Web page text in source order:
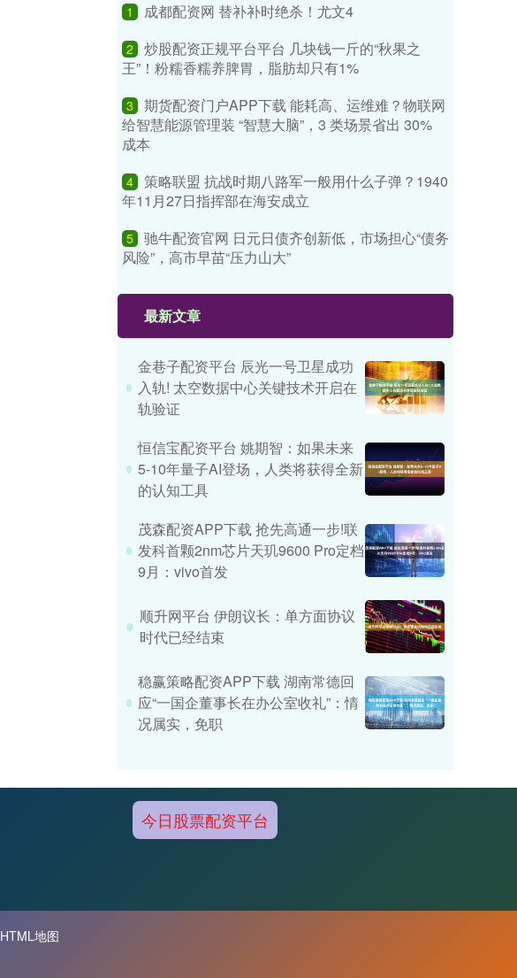
1 成都配资网 替补补时绝杀！尤文4
2
炒股配资正规平台平台 几块钱一斤的“秋果之
王”！粉糯香糯养脾胃，脂肪却只有1%
3
期货配资门户APP下载 能耗高、运维难？物联网
给智慧能源管理装 “智慧大脑”，3 类场景省出 30%
成本
4 策略联盟 抗战时期八路军一般用什么子弹？1940
年11月27日指挥部在海安成立
5 驰牛配资官网 日元日债齐创新低，市场担心“债务
风险”，高市早苗“压力山大”
最新文章
金巷子配资平台 辰光一号卫星成功
入轨! 太空数据中心关键技术开启在
轨验证
恒信宝配资平台 姚期智：如果未来
5-10年量子AI登场，人类将获得全新
的认知工具
茂森配资APP下载 抢先高通一步!联
发科首颗2nm芯片天玑9600 Pro定档
9月：vivo首发
顺升网平台 伊朗议长：单方面协议
时代已经结束
稳赢策略配资APP下载 湖南常德回
应“一国企董事长在办公室收礼”：情
况属实，免职
今日股票配资平台
HTML地图